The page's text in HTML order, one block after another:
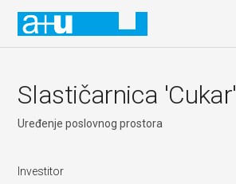
Slastičarnica 'Cukar'
Uređenje poslovnog prostora
Investitor